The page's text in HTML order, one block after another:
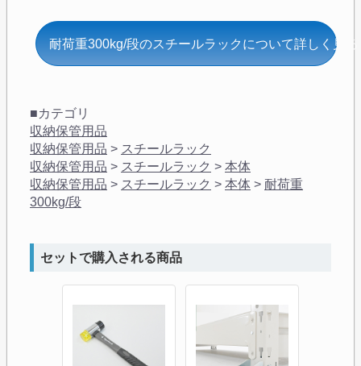
耐荷重300kg/段のスチールラックについて詳しく見る
■カテゴリ
収納保管用品
収納保管用品 > スチールラック
収納保管用品 > スチールラック > 本体
収納保管用品 > スチールラック > 本体 > 耐荷重
300kg/段
セットで購入される商品